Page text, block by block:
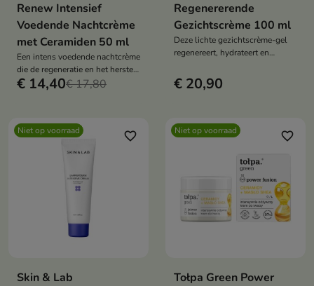
Renew Intensief
Voedende Nachtcrème
met Ceramiden 50 ml
Een intens voedende nachtcrème
die de regeneratie en het herstel
van de natuurlijke beschermlaag
€ 14,40€ 17,80
Regenererende
Gezichtscrème 100 ml
Deze lichte gezichtscrème-gel
regenereert, hydrateert en
formule met 88%
slakkenslijmfiltraat, niacinamide,
kalmeert, verzacht en helpt
onvolkomenheden te
€ 20,90
Niet op voorraad favorite_border
Skin & Lab
Niet op voorraad favorite_border
Tołpa Green Power